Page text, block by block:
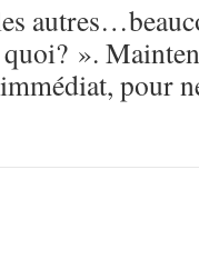
».
pour